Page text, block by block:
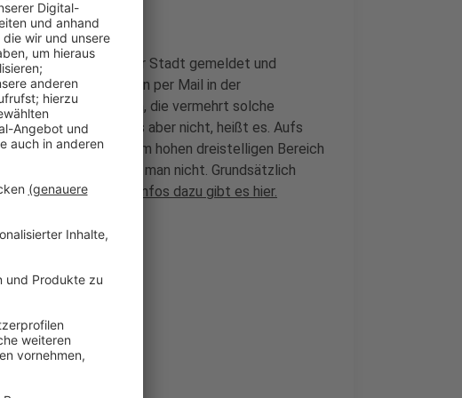
Privatpersonen bei der Stadt gemeldet und
meisten davon landen per Mail in der
vereinzelte Personen, die vermehrt solche
dazu gebe es aber nicht, heißt es. Aufs
jeweils Anzeigen im hohen dreistelligen Bereich
Abfall verzeichnet man nicht. Grundsätzlich
der Stadt melden.
Infos dazu gibt es hier.